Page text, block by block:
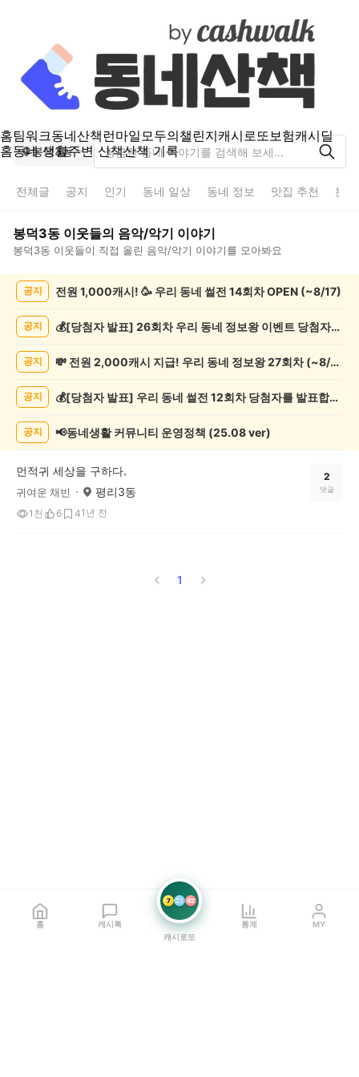
홈팀워크동네산책런마일모두의챌린지캐시로또보험캐시딜
홈동네 생활주변 산책산책 기록
봉덕3동
전체글 공지 인기 동네 일상 동네 정보 맛집 추천 분
봉덕3동 이웃들의 음악/악기 이야기
봉덕3동 이웃들이 직접 올린 음악/악기 이야기를 모아봐요
악/
목
공지 전원 1,000캐시! 🥳 우리 동네 썰전 14회차 OPEN (~8/17)
공지 💰[당첨자 발표] 26회차 우리 동네 정보왕 이벤트 당첨자를 발표합니다!
공지 💸 전원 2,000캐시 지급! 우리 동네 정보왕 27회차 (~8/10)
공지 💰[당첨자 발표] 우리 동네 썰전 12회차 당첨자를 발표합니다!
공지 📢동네생활 커뮤니티 운영정책 (25.08 ver)
먼적귀 세상을 구하다.
귀여운 채빈 평리3동
1천 6 41년 전
2
댓글
1
홈 캐시톡
7 21 42
캐시로또
통계 MY